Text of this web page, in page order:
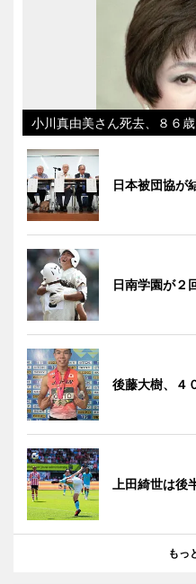
小川真由美さん死去、８６歳
日本被団協が
日南学園が
後藤大樹、４
上田綺世は
もっ